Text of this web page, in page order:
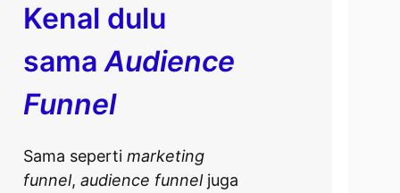
Kenal dulu
samaAudience
Funnel
Sama seperti marketing
funnel, audience funnel juga